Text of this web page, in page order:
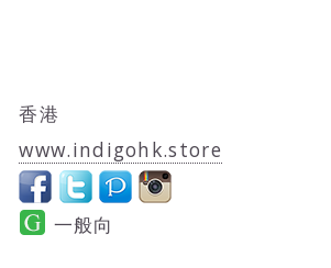
香港
www.indigohk.store
一般向